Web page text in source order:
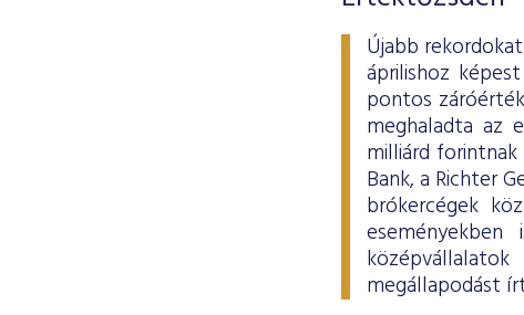
Újabb
áprilishoz
pontos
meghaladta az
milliárd
Bank, a Richter
brókercégek
megállapodást